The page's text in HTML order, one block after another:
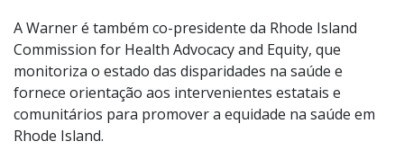
A Warner é também co-presidente da Rhode Island
Commission for Health Advocacy and Equity, que
monitoriza o estado das disparidades na saúde e
fornece orientação aos intervenientes estatais e
comunitários para promover a equidade na saúde em
Rhode Island.